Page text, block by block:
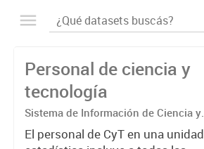
Personal de ciencia y
tecnología
Sistema de Información de Ciencia y
Tecnología Argentino (SICYTAR)
El personal de CyT en una unidad